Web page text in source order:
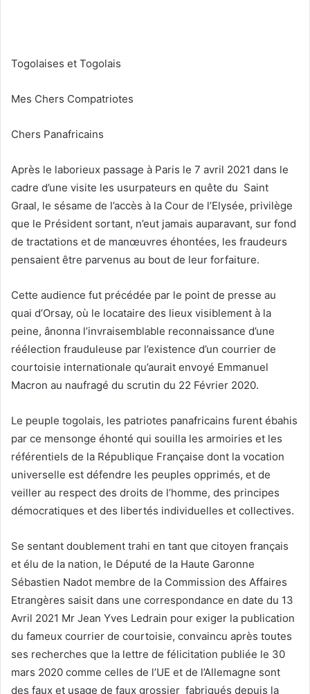
Togolaises et Togolais
Mes Chers Compatriotes
Chers Panafricains
Après le laborieux passage à Paris le 7 avril 2021 dans le
cadre d’une visite les usurpateurs en quête du Saint
Graal, le sésame de l’accès à la Cour de l’Elysée, privilège
que le Président sortant, n’eut jamais auparavant, sur fond
de tractations et de manœuvres éhontées, les fraudeurs
pensaient être parvenus au bout de leur forfaiture.
Cette audience fut précédée par le point de presse au
quai d’Orsay, où le locataire des lieux visiblement à la
peine, ânonna l’invraisemblable reconnaissance d’une
réélection frauduleuse par l’existence d’un courrier de
courtoisie internationale qu’aurait envoyé Emmanuel
Macron au naufragé du scrutin du 22 Février 2020.
Le peuple togolais, les patriotes panafricains furent ébahis
par ce mensonge éhonté qui souilla les armoiries et les
référentiels de la République Française dont la vocation
universelle est défendre les peuples opprimés, et de
veiller au respect des droits de l’homme, des principes
démocratiques et des libertés individuelles et collectives.
Se sentant doublement trahi en tant que citoyen français
et élu de la nation, le Député de la Haute Garonne
Sébastien Nadot membre de la Commission des Affaires
Etrangères saisit dans une correspondance en date du 13
Avril 2021 Mr Jean Yves Ledrain pour exiger la publication
du fameux courrier de courtoisie, convaincu après toutes
ses recherches que la lettre de félicitation publiée le 30
mars 2020 comme celles de l’UE et de l’Allemagne sont
des faux et usage de faux grossier fabriqués depuis la